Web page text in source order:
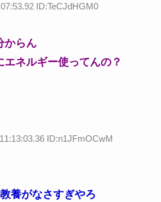
ID:TeCJdHGM0
からん
ネルギー使ってんの？
ID:n1JFmOCwM
養がなさすぎやろ